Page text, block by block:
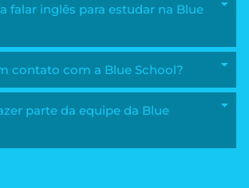
falar inglês para estudar na Blue
contato com a Blue School?
parte da equipe da Blue